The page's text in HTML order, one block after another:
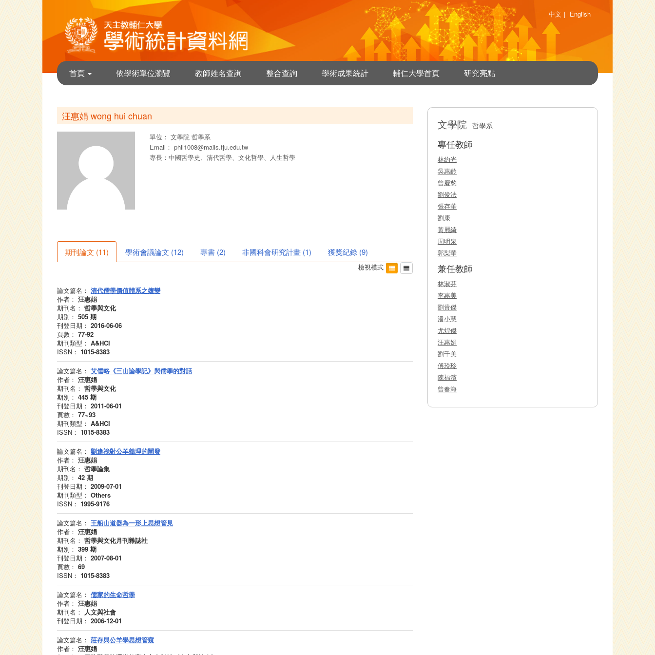
中文 | English
首頁 依學術單位瀏覽 教師姓名查詢 整合查詢 學術成果統計 輔仁大學首頁 研究亮點
汪惠娟 wong hui chuan
單位： 文學院 哲學系
Email： phil1008@mails.fju.edu.tw
專長：中國哲學史、清代哲學、文化哲學、人生哲學
期刊論文 (11) 學術會議論文 (12) 專書 (2) 非國科會研究計畫 (1) 獲獎紀錄 (9)
檢視模式
論文篇名： 清代儒學價值體系之嬗變
作者： 汪惠娟
期刊名： 哲學與文化
期別： 505 期
刊登日期： 2016-06-06
頁數： 77-92
期刊類型： A&HCI
ISSN： 1015-8383
論文篇名： 艾儒略《三山論學記》與儒學的對話
作者： 汪惠娟
期刊名： 哲學與文化
期別： 445 期
刊登日期： 2011-06-01
頁數： 77~93
期刊類型： A&HCI
ISSN： 1015-8383
論文篇名： 劉逢祿對公羊義理的闡發
作者： 汪惠娟
期刊名： 哲學論集
期別： 42 期
刊登日期： 2009-07-01
期刊類型： Others
ISSN： 1995-9176
論文篇名： 王船山道器為一形上思想管見
作者： 汪惠娟
期刊名： 哲學與文化月刊雜誌社
期別： 399 期
刊登日期： 2007-08-01
頁數： 69
ISSN： 1015-8383
論文篇名： 儒家的生命哲學
作者： 汪惠娟
期刊名： 人文與社會
刊登日期： 2006-12-01
論文篇名： 莊存與公羊學思想管窺
作者： 汪惠娟
文學院 哲學系
專任教師
林約光
吳惠齡
曾慶豹
劉俊法
張存華
劉康
黃麗綺
周明泉
郭梨華
兼任教師
林淑芬
李惠美
劉貴傑
潘小慧
尤煌傑
汪惠娟
劉千美
傅玲玲
陳福濱
曾春海